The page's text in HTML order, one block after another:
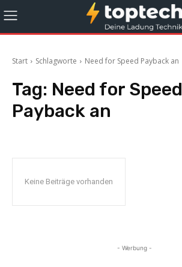
Start Schlagworte Need for Speed Payback an
Tag: Need for Speed
Payback an
Keine Beiträge vorhanden
- Werbung -